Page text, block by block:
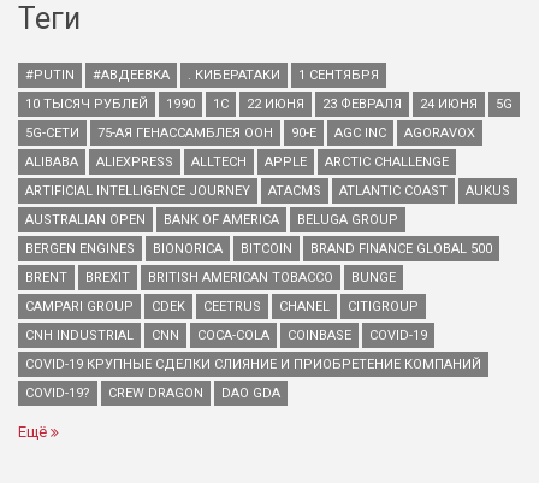
Теги
#PUTIN #АВДЕЕВКА . КИБЕРАТАКИ
1 СЕНТЯБРЯ
10 ТЫСЯЧ РУБЛЕЙ
1990 1С 22 ИЮНЯ 23 ФЕВРАЛЯ 24 ИЮНЯ
5G
5G-СЕТИ
75-АЯ ГЕНАССАМБЛЕЯ ООН 90-Е AGC INC
AGORAVOX
ALIBABA
ALIEXPRESS ALLTECH APPLE
ARCTIC CHALLENGE
ARTIFICIAL INTELLIGENCE JOURNEY
ATACMS ATLANTIC COAST
AUKUS
AUSTRALIAN OPEN
BANK OF AMERICA
BELUGA GROUP
BERGEN ENGINES
BIONORICA BITCOIN
BRAND FINANCE GLOBAL 500
BRENT
BREXIT BRITISH AMERICAN TOBACCO
BUNGE
CAMPARI GROUP
CDEK CEETRUS CHANEL
CITIGROUP
CNH INDUSTRIAL
CNN COCA-COLA COINBASE
COVID-19
COVID-19 КРУПНЫЕ СДЕЛКИ СЛИЯНИЕ И ПРИОБРЕТЕНИЕ КОМПАНИЙ
COVID-19?
CREW DRAGON DAO GDA
Ещё